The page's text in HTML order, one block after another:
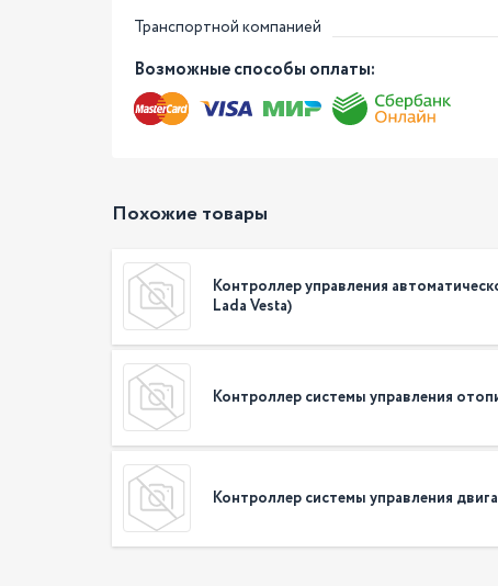
Транспортной компанией
Возможные способы оплаты:
Похожие товары
Контроллер управления
Lada Vesta)
Контроллер системы управления
Контроллер системы управления